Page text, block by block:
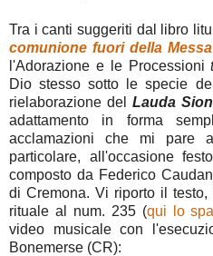
Tra i canti suggeriti dal libro
comunione fuori della
l'Adorazione e le Processioni
Dio stesso sotto le specie
rielaborazione delLauda Sion
adattamento in forma
acclamazioni che mi pare
particolare, all'occasione
composto da Federico
di Cremona. Vi riporto il
rituale al num. 235 (qui lo
video musicale con
Bonemerse (CR):